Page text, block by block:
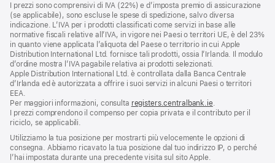
I prezzi sono comprensivi di IVA (22%) e d’imposta premio di assicurazione
(se applicabile), sono escluse le spese di spedizione, salvo diversa
indicazione. L’IVA per i prodotti classificati come servizi in base alle
normative fiscali relative all’IVA, in vigore nei Paesi o territori UE, è del 23%
in quanto viene applicata l’aliquota del Paese o territorio in cui Apple
Distribution International Ltd. fornisce tali prodotti, ossia l’Irlanda. Il modulo
d’ordine mostra l’IVA pagabile relativa ai prodotti selezionati.
Apple Distribution International Ltd. è controllata dalla Banca Centrale
d’Irlanda ed è autorizzata a offrire i suoi servizi in alcuni Paesi o territori
EEA.
Per maggiori informazioni, consulta registers.centralbank.ie.
I prezzi comprendono il compenso per copia privata e il contributo per il
riciclo, se applicabili.
Utilizziamo la tua posizione per mostrarti più velocemente le opzioni di
consegna. Abbiamo ricavato la tua posizione dal tuo indirizzo IP, o perché
l’hai impostata durante una precedente visita sul sito Apple.